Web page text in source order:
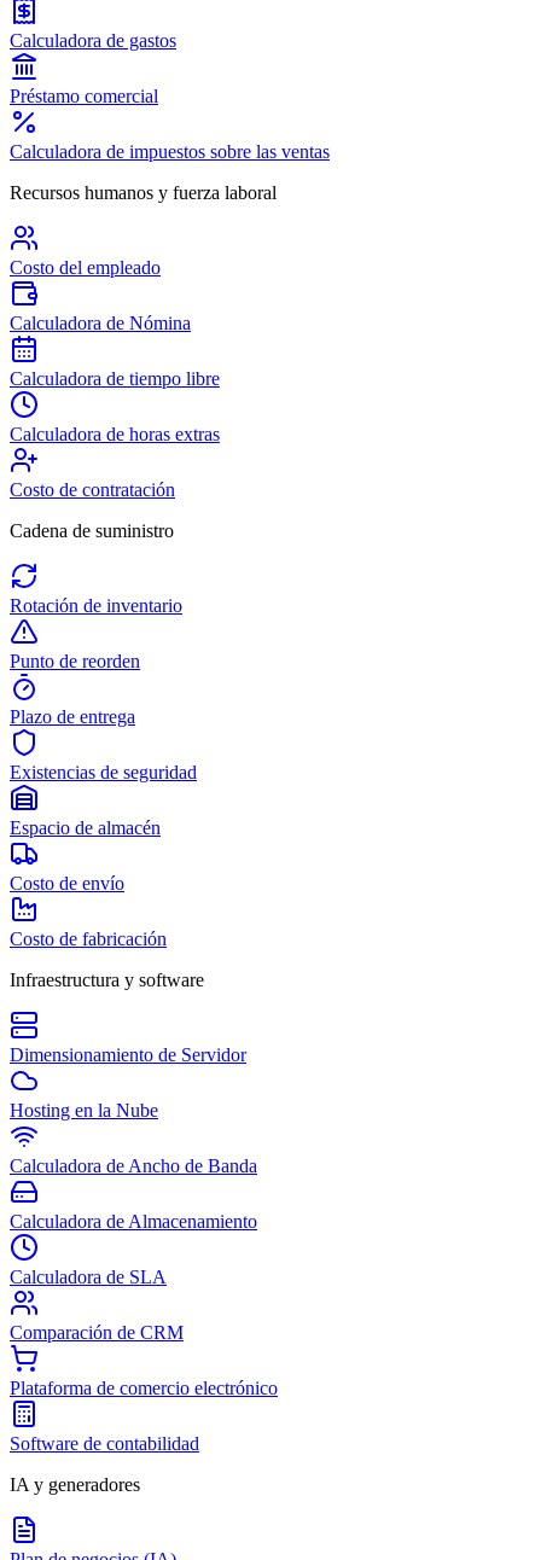
Calculadora de gastos
Préstamo comercial
Calculadora de impuestos sobre las ventas
Recursos humanos y fuerza laboral
Costo del empleado
Calculadora de Nómina
Calculadora de tiempo libre
Calculadora de horas extras
Costo de contratación
Cadena de suministro
Rotación de inventario
Punto de reorden
Plazo de entrega
Existencias de seguridad
Espacio de almacén
Costo de envío
Costo de fabricación
Infraestructura y software
Dimensionamiento de Servidor
Hosting en la Nube
Calculadora de Ancho de Banda
Calculadora de Almacenamiento
Calculadora de SLA
Comparación de CRM
Plataforma de comercio electrónico
Software de contabilidad
IA y generadores